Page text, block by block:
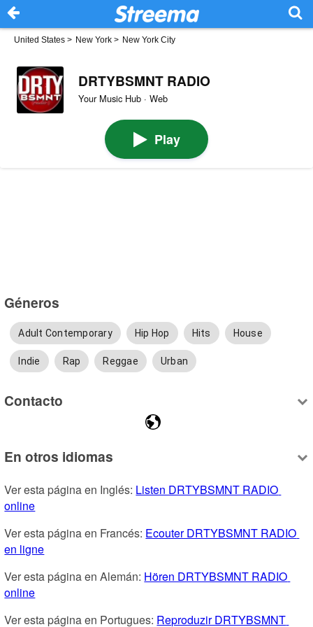
United States > New York > New York City
DRTYBSMNT RADIO
Your Music Hub · Web
Play
Géneros
Adult Contemporary Hip Hop Hits House
Indie Rap Reggae Urban
Contacto
En otros idiomas
Ver esta página en Inglés: Listen DRTYBSMNT RADIO
online
Ver esta página en Francés: Ecouter DRTYBSMNT RADIO
en ligne
Ver esta página en Alemán: Hören DRTYBSMNT RADIO
online
Ver esta página en Portugues: Reproduzir DRTYBSMNT